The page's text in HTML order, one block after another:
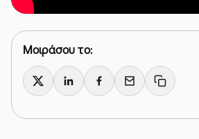
Μοιράσου το:
X LinkedInFacebook
Email Copy link